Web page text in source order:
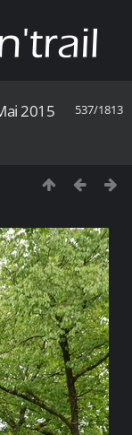
537/1813
2015